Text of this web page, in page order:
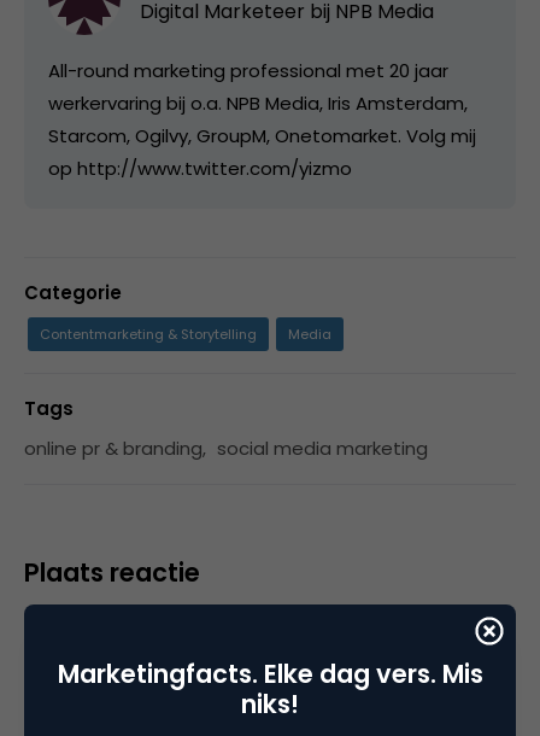
Digital Marketeer bij NPB Media
All-round marketing professional met 20 jaar
werkervaring bij o.a. NPB Media, Iris Amsterdam,
Starcom, Ogilvy, GroupM, Onetomarket. Volg mij
op http://www.twitter.com/yizmo
Categorie
Contentmarketing & Storytelling Media
Tags
online pr & branding, social media marketing
Plaats reactie
plaatsen.
Marketingfacts. Elke dag vers. Mis
niks!